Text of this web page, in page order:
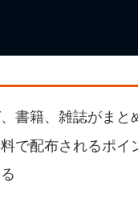
書籍、雑誌がまと
で配布されるポイ